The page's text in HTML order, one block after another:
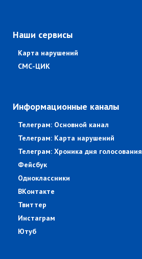
Наши сервисы
Карта нарушений
СМС-ЦИК
Информационные каналы
Телеграм: Основной канал
Телеграм: Карта нарушений
Телеграм: Хроника дня голосования
Фейсбук
Одноклассники
ВКонтакте
Твиттер
Инстаграм
Ютуб